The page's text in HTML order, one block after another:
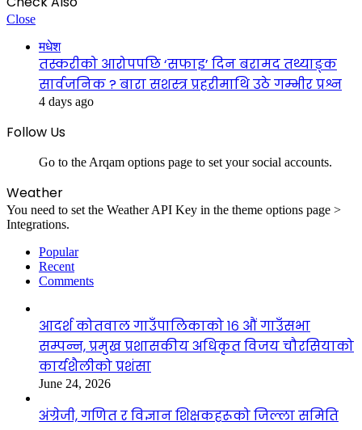
Close
मधेश
तस्करीको आरोपपछि ‘सफाइ’ दिन बरामद तथ्याङ्क
सार्वजनिक ? बारा सशस्त्र प्रहरीमाथि उठे गम्भीर प्रश्न
4 days ago
Follow Us
Go to the Arqam options page to set your social accounts.
Weather
You need to set the Weather API Key in the theme options page >
Integrations.
Popular
Recent
Comments
आदर्श कोतवाल गाउँपालिकाको १६ औं गाउँसभा
सम्पन्न, प्रमुख प्रशासकीय अधिकृत विजय चौरसियाको
कार्यशैलीको प्रशंसा
June 24, 2026
अंग्रेजी, गणित र विज्ञान शिक्षकहरूको जिल्ला समिति